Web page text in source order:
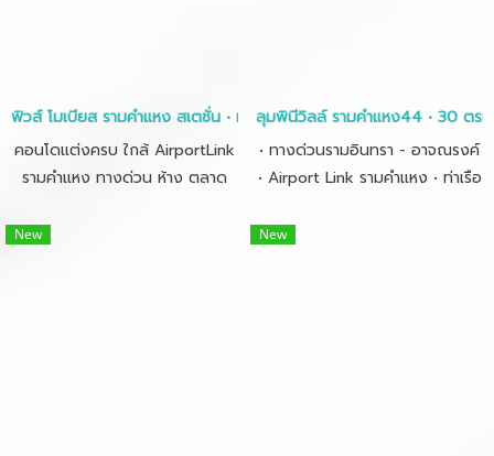
ฟิวส์ โมเบียส รามคำแหง สเตชั่น • ห้อง 30 ตร.ม.
คอนโดแต่งครบ ใกล้ AirportLink
รามคำแหง ทางด่วน ห้าง ตลาด
ลุมพินีวิลล์ รามคำแหง44 • 30 ตรม
• ทางด่วนรามอินทรา - อาจณรงค์
• Airport Link รามคำแหง • ท่าเรือ
New New